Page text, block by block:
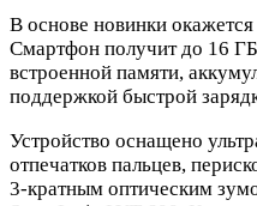
В основе новинки
Смартфон получит до 16
встроенной памяти,
поддержкой быстрой
Устройство оснащено
отпечатков пальцев,
3-кратным оптическим